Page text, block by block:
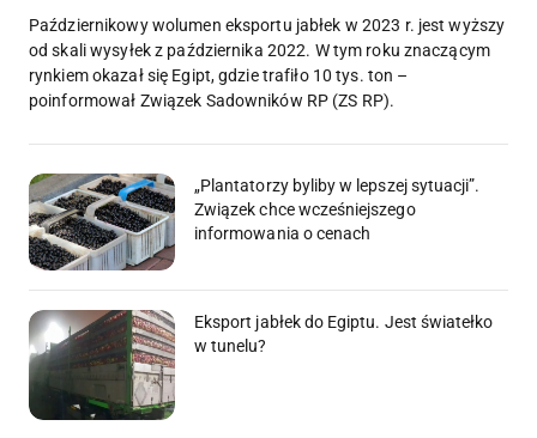
Październikowy wolumen eksportu jabłek w 2023 r. jest wyższy
od skali wysyłek z października 2022. W tym roku znaczącym
rynkiem okazał się Egipt, gdzie trafiło 10 tys. ton –
poinformował Związek Sadowników RP (ZS RP).
„Plantatorzy byliby w lepszej sytuacji”.
Związek chce wcześniejszego
informowania o cenach
Eksport jabłek do Egiptu. Jest światełko
w tunelu?